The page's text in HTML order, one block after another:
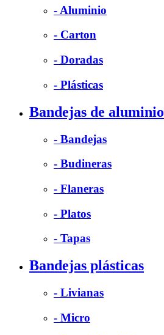
- Aluminio
- Carton
- Doradas
- Plásticas
Bandejas de aluminio
- Bandejas
- Budineras
- Flaneras
- Platos
- Tapas
Bandejas plásticas
- Livianas
- Micro